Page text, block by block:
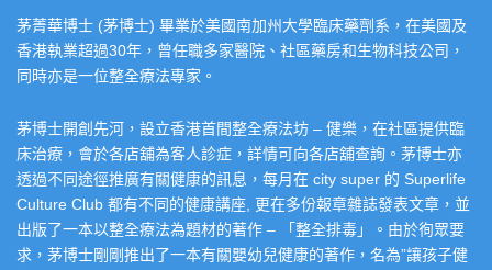
茅菁華博士 (茅博士) 畢業於美國南加州大學臨床藥劑系，在美國及
香港執業超過30年，曾任職多家醫院、社區藥房和生物科技公司，
同時亦是一位整全療法專家。
茅博士開創先河，設立香港首間整全療法坊 – 健樂，在社區提供臨
床治療，會於各店舖為客人診症，詳情可向各店舖查詢。茅博士亦
透過不同途徑推廣有關健康的訊息，每月在 city super 的 Superlife
Culture Club 都有不同的健康講座, 更在多份報章雜誌發表文章，並
出版了一本以整全療法為題材的著作 – 「整全排毒」。由於徇眾要
求，茅博士剛剛推出了一本有關嬰幼兒健康的著作，名為”讓孩子健